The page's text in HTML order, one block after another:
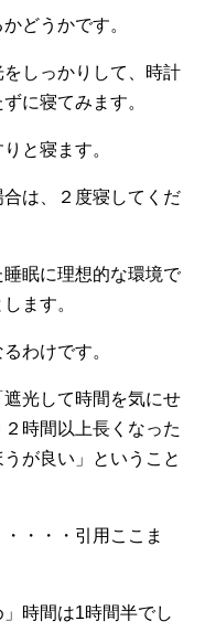
どうかです。
しっかりして、時計
に寝てみます。
と寝ます。
合は、２度寝してくだ
眠に理想的な環境で
ます。
わけです。
光して時間を気にせ
時間以上長くなった
が良い」ということ
用ここま
時間は1時間半でし